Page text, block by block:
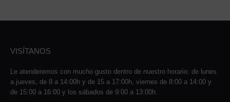
VISÍTANOS
Le atenderemos con mucho gusto dentro de nuestro horario: de lunes
a jueves, de 8 a 14:00h y de 15 a 17:00h, viernes de 8:00 a 14:00 y
de 15:00 a 16:00 y los sábados de 9:00 a 13:00h.